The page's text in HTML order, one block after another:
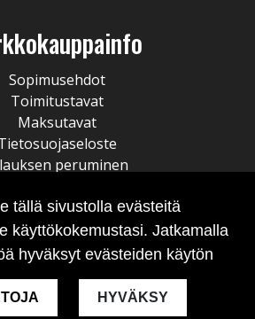
Sopimusehdot
Toimitustavat
Maksutavat
peruminen
tällä sivustolla evästeitä
käyttökokemustasi. Jatkamalla
hyväksyt evästeiden käytön
HYVÄKSY